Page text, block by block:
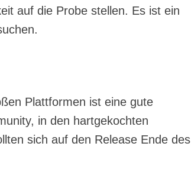
auf die Probe stellen. Es ist ein
Plattformen ist eine gute
in den hartgekochten
sich auf den Release Ende des